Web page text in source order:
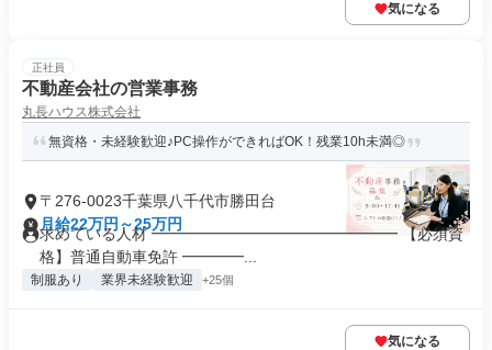
気になる
正社員
不動産会社の営業事務
丸長ハウス株式会社
無資格・未経験歓迎♪PC操作ができればOK！残業10h未満◎
〒276-0023千葉県八千代市勝田台
月給22万円～25万円
求めている人材 ━━━━━━━━━━━━━━━━ 【必須資
格】普通自動車免許 ━━━━...
制服あり 業界未経験歓迎 +25個
気になる